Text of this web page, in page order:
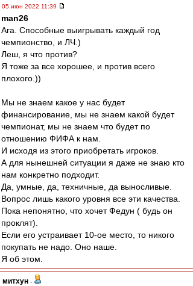
05 июн 2022 11:39
man26
Ага. Способные выигрывать каждый год
чемпионство, и ЛЧ.)
Леш, я что против?
Я тоже за все хорошее, и против всего
плохого.))
Мы не знаем какое у нас будет
финансирование, мы не знаем какой будет
чемпионат, мы не знаем что будет по
отношению ФИФА к нам.
И исходя из этого приобретать игроков.
А для нынешней ситуации я даже не знаю кто
нам конкретно подходит.
Да, умные, да, техничные, да выносливые.
Вопрос лишь какого уровня все эти качества.
Пока непонятно, что хочет Федун ( будь он
проклят).
Если его устраивает 10-ое место, то никого
покупать не надо. Оно наше.
Я об этом.
митхун -